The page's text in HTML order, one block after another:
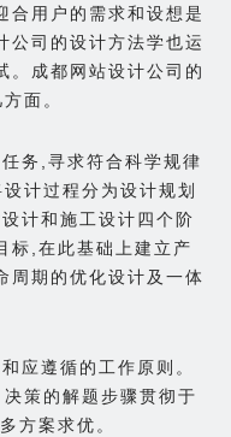
合用户的需求和设想是
公司的设计方法学也运
。成都网站设计公司的
面。
务,寻求符合科学规律
计过程分为设计规划
计和施工设计四个阶
标,在此基础上建立产
周期的优化设计及一体
应遵循的工作原则。
策的解题步骤贯彻于
方案求优。